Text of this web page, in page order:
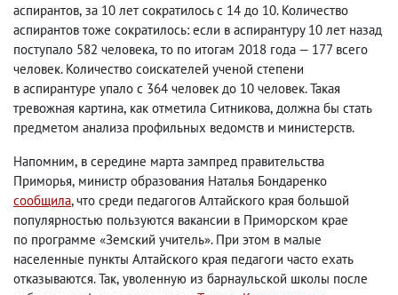
аспирантов, за 10 лет сократилось с 14 до 10. Количество
аспирантов тоже сократилось: если в аспирантуру 10 лет назад
поступало 582 человека, то по итогам 2018 года — 177 всего
человек. Количество соискателей ученой степени
в аспирантуре упало с 364 человек до 10 человек. Такая
тревожная картина, как отметила Ситникова, должна бы стать
предметом анализа профильных ведомств и министерств.
Напомним, в середине марта зампред правительства
Приморья, министр образования Наталья Бондаренко
сообщила, что среди педагогов Алтайского края большой
популярностью пользуются вакансии в Приморском крае
по программе «Земский учитель». При этом в малые
населенные пункты Алтайского края педагоги часто ехать
отказываются. Так, уволенную из барнаульской школы после